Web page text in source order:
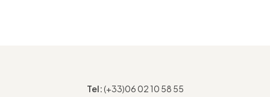
Tel:(+33)06 02 10 58 55